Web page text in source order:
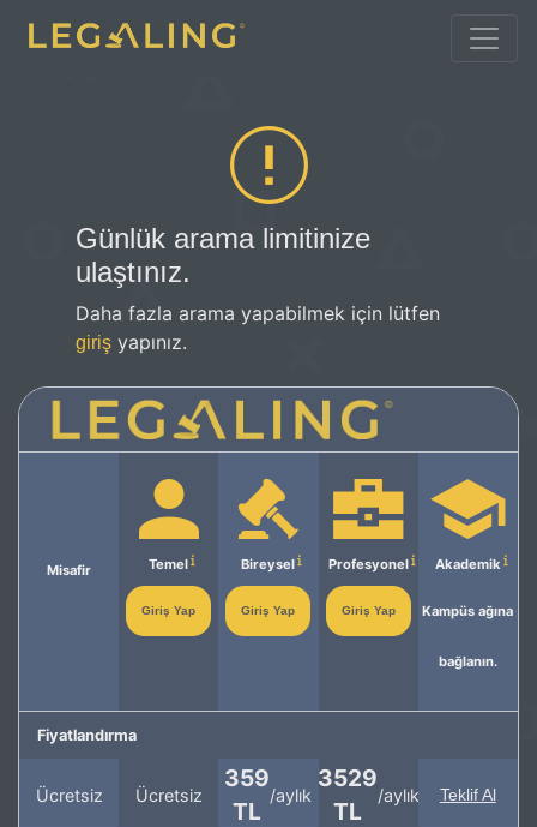
Günlük arama limitinize
ulaştınız.
Daha fazla arama yapabilmek için lütfen
giriş yapınız.
Misafir Temel
Giriş Yap
Bireysel
Giriş Yap
Profesyonel
Giriş Yap
Akademik
Kampüs ağına
bağlanın.
Fiyatlandırma
Ücretsiz Ücretsiz
359
TL
/aylık
3529
TL
/aylık Teklif Al